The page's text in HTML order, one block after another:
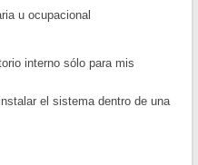
u ocupacional
interno sólo para mis
el sistema dentro de una